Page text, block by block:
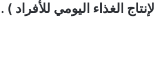
لإنتاج الغذاء اليومي للأفراد ) .